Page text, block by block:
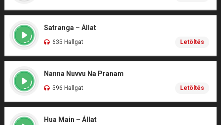
Satranga – Állat
635 Hallgat Letöltés
Nanna Nuvvu Na Pranam
596 Hallgat Letöltés
Hua Main – Állat